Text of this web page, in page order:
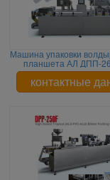
Машина упаковки
планшета АЛ ДПП-
контактные